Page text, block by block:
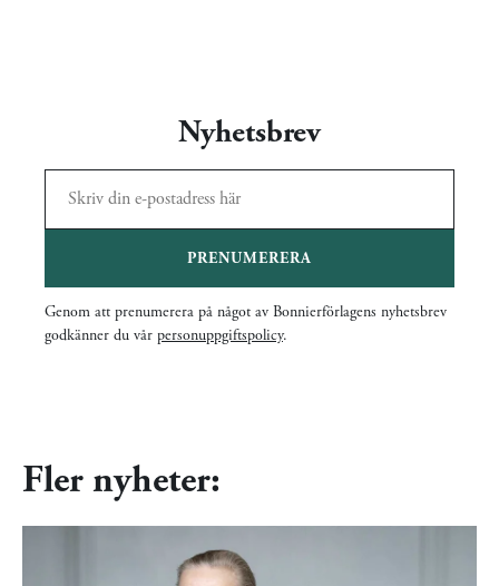
Nyhetsbrev
PRENUMERERA
Genom att prenumerera på något av Bonnierförlagens nyhetsbrev
godkänner du vår personuppgiftspolicy.
Fler nyheter: